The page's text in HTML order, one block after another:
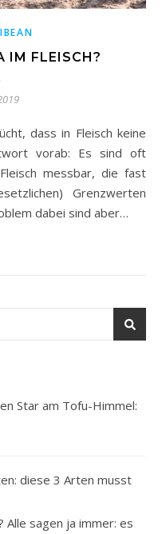
IM FLEISCH?
vorab: Es sind oft
messbar, die fast
Grenzwerten
dabei sind aber…
Star am Tofu-Himmel:
diese 3 Arten musst
Alle sagen ja immer: es